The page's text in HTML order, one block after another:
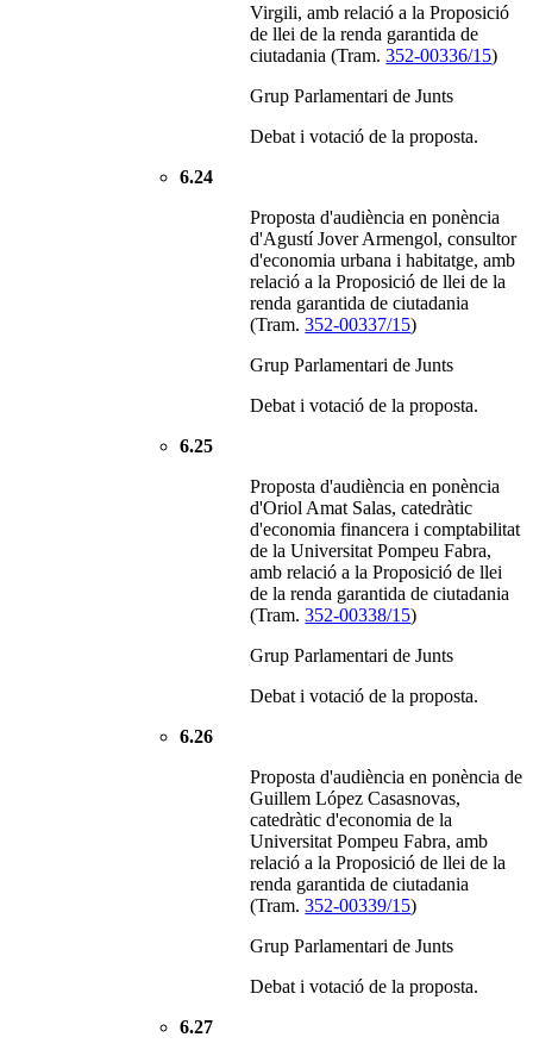
Virgili, amb relació a la Proposició
de llei de la renda garantida de
ciutadania (Tram.352-00336/15)
Grup Parlamentari de Junts
Debat i votació de la proposta.
6.24
Proposta d'audiència en ponència
d'Agustí Jover Armengol, consultor
d'economia urbana i habitatge, amb
relació a la Proposició de llei de la
renda garantida de ciutadania
(Tram.352-00337/15)
Grup Parlamentari de Junts
Debat i votació de la proposta.
6.25
Proposta d'audiència en ponència
d'Oriol Amat Salas, catedràtic
d'economia financera i comptabilitat
de la Universitat Pompeu Fabra,
amb relació a la Proposició de llei
de la renda garantida de ciutadania
(Tram.352-00338/15)
Grup Parlamentari de Junts
Debat i votació de la proposta.
6.26
Proposta d'audiència en ponència de
Guillem López Casasnovas,
catedràtic d'economia de la
Universitat Pompeu Fabra, amb
relació a la Proposició de llei de la
renda garantida de ciutadania
(Tram.352-00339/15)
Grup Parlamentari de Junts
Debat i votació de la proposta.
6.27